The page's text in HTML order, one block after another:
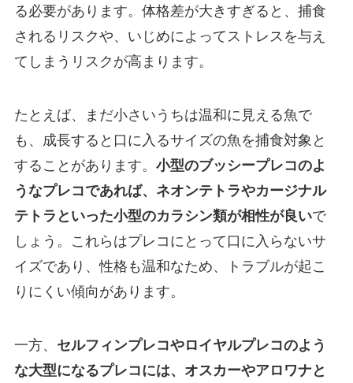
る必要があります。体格差が大きすぎると、捕食
されるリスクや、いじめによってストレスを与え
てしまうリスクが高まります。
たとえば、まだ小さいうちは温和に見える魚で
も、成長すると口に入るサイズの魚を捕食対象と
することがあります。 小型のブッシープレコのよ
うなプレコであれば、ネオンテトラやカージナル
テトラといった小型のカラシン類が相性が良いで
しょう。これらはプレコにとって口に入らないサ
イズであり、性格も温和なため、トラブルが起こ
りにくい傾向があります。
一方、 セルフィンプレコやロイヤルプレコのよう
な大型になるプレコには、オスカーやアロワナと